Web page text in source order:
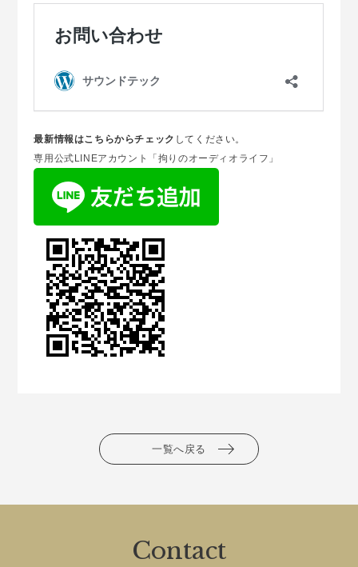
最新情報はこちらからチェック してください。
専用公式LINEアカウント「拘りのオーディオライフ」
一覧へ戻る
Contact